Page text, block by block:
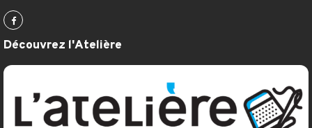
Découvrez l'Atelière